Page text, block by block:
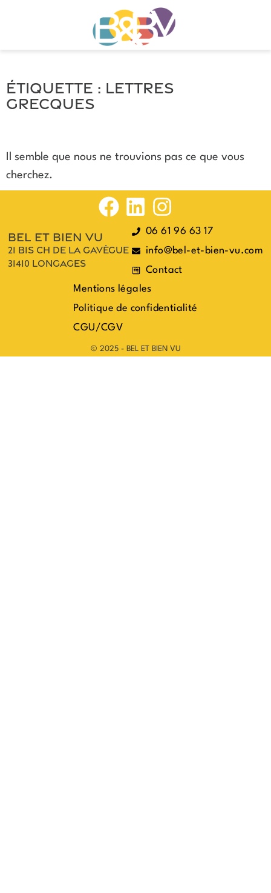
Étiquette : lettres
grecques
Il semble que nous ne trouvions pas ce que vous
cherchez.
bel et bien vu
21 bis ch de la gavègue
31410 longages
06 61 96 63 17
info@bel-et-bien-vu.com
Contact
Mentions légales
Politique de confidentialité
CGU/CGV
© 2025 - BEL ET BIEN VU